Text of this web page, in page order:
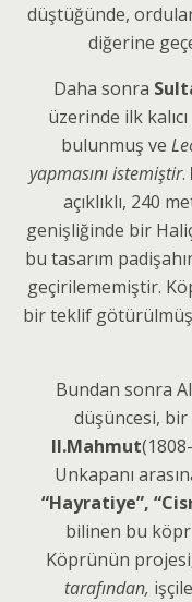
düştüğünde,
diğerine
Daha sonra
üzerinde ilk
bulunmuş ve
yapmasını istemiştir.
açıklıklı, 240
genişliğinde bir
bu tasarım
geçirilememiştir.
bir teklif
Bundan sonra
düşüncesi, bir
II.Mahmut
Unkapanı
“Hayratiye”,
bilinen bu
Köprünün projesi
tarafından,